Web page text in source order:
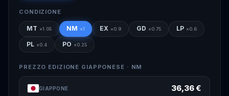
CONDIZIONE
MT ×1.05 NM ×1 EX ×0.9 GD ×0.75 LP ×0.6
PL ×0.4 PO ×0.25
PREZZO EDIZIONE GIAPPONESE · NM
GIAPPONE 36,36 €